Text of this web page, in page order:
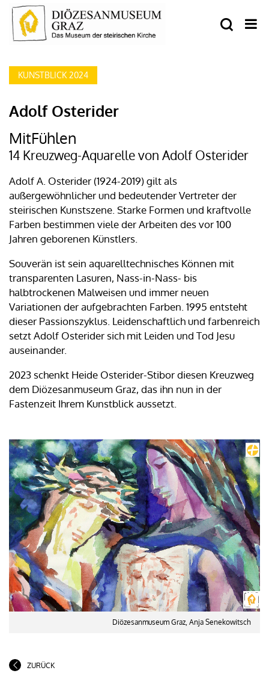
KUNSTBLICK 2024
Adolf Osterider
MitFühlen
14 Kreuzweg-Aquarelle von Adolf Osterider
Adolf A. Osterider (1924-2019) gilt als
außergewöhnlicher und bedeutender Vertreter der
steirischen Kunstszene. Starke Formen und kraftvolle
Farben bestimmen viele der Arbeiten des vor 100
Jahren geborenen Künstlers.
Souverän ist sein aquarelltechnisches Können mit
transparenten Lasuren, Nass-in-Nass- bis
halbtrockenen Malweisen und immer neuen
Variationen der aufgebrachten Farben. 1995 entsteht
dieser Passionszyklus. Leidenschaftlich und farbenreich
setzt Adolf Osterider sich mit Leiden und Tod Jesu
auseinander.
2023 schenkt Heide Osterider-Stibor diesen Kreuzweg
dem Diözesanmuseum Graz, das ihn nun in der
Fastenzeit Ihrem Kunstblick aussetzt.
Diözesanmuseum Graz, Anja Senekowitsch
ZURÜCK